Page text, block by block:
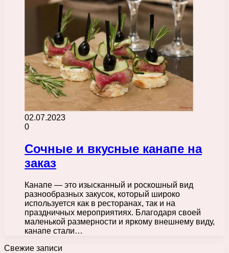
02.07.2023
0
Сочные и вкусные канапе на
заказ
Канапе — это изысканный и роскошный вид
разнообразных закусок, который широко
используется как в ресторанах, так и на
праздничных мероприятиях. Благодаря своей
маленькой размерности и яркому внешнему виду,
канапе стали…
Свежие записи